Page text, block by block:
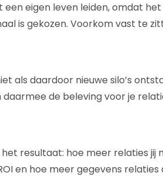
eigen leven leiden, omdat
is gekozen. Voorkom vast te
als daardoor nieuwe silo’s
daarmee de beleving voor je
het resultaat: hoe meer relaties jij
en hoe meer gegevens relaties